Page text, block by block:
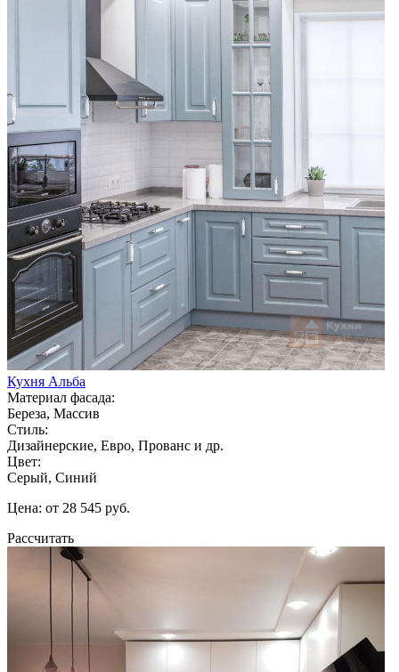
Кухня Альба
Материал фасада:
Береза, Массив
Стиль:
Дизайнерские, Евро, Прованс и др.
Цвет:
Серый, Синий
Цена: от 28 545 руб.
Рассчитать